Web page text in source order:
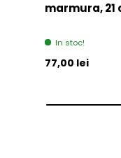
marmura, 21
In stoc!
Pret initial
77,00 lei